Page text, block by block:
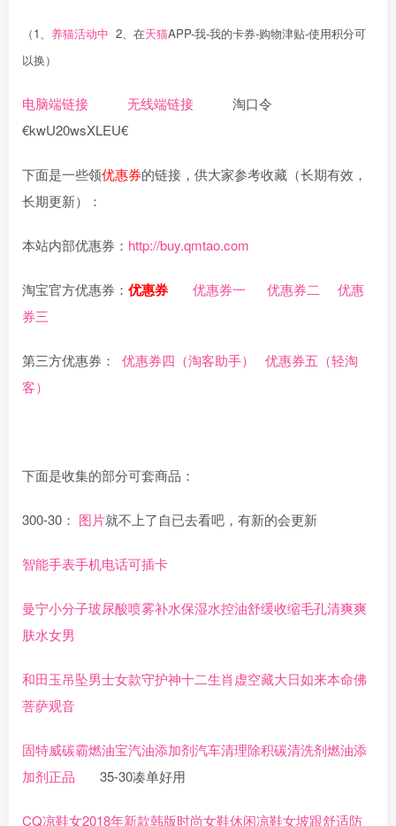
（1、 养猫活动中 2、在天猫APP-我-我的卡券-购物津贴-使用积分可
以换）
电脑端链接 无线端链接 淘口令
€kwU20wsXLEU€
下面是一些领优惠券的链接，供大家参考收藏（长期有效，
长期更新）：
本站内部优惠券： http://buy.qmtao.com
淘宝官方优惠券： 优惠券 优惠券一 优惠券二
优惠
券三
第三方优惠券： 优惠券四（淘客助手）
优惠券五（轻淘
客）
下面是收集的部分可套商品：
300-30： 图片就不上了自已去看吧，有新的会更新
智能手表手机电话可插卡
曼宁小分子玻尿酸喷雾补水保湿水控油舒缓收缩毛孔清爽爽
肤水女男
和田玉吊坠男士女款守护神十二生肖虚空藏大日如来本命佛
菩萨观音
固特威碳霸燃油宝汽油添加剂汽车清理除积碳清洗剂燃油添
加剂正品 35-30凑单好用
CQ凉鞋女2018年新款韩版时尚女鞋休闲凉鞋女坡跟舒适防